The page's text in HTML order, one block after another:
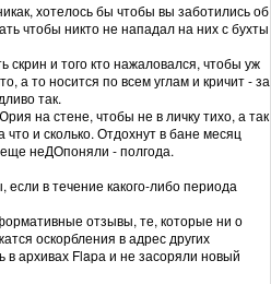
хотелось бы чтобы вы заботились об
чтобы никто не нападал на них с бухты
скрин и того кто нажаловался, чтобы уж
а то носится по всем углам и кричит - за
так.
на стене, чтобы не в личку тихо, а так
и сколько. Отдохнут в бане месяц
неДОпоняли - полгода.
в течение какого-либо периода
отзывы, те, которые ни о
оскорбления в адрес других
в архивах Flapа и не засоряли новый